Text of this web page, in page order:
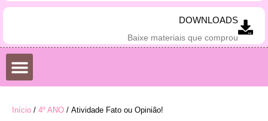
DOWNLOADS
Baixe materiais que comprou
Início / 4º ANO / Atividade Fato ou Opinião!